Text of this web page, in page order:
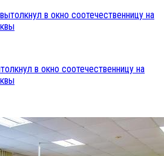
в окно соотечественницу на